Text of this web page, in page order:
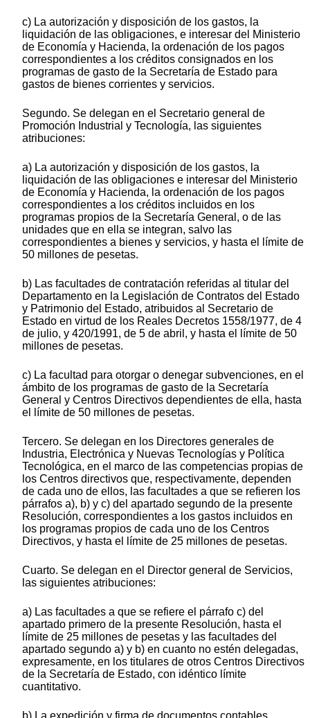
c) La autorización y disposición de los gastos, la
liquidación de las obligaciones, e interesar del Ministerio
de Economía y Hacienda, la ordenación de los pagos
correspondientes a los créditos consignados en los
programas de gasto de la Secretaría de Estado para
gastos de bienes corrientes y servicios.
Segundo. Se delegan en el Secretario general de
Promoción Industrial y Tecnología, las siguientes
atribuciones:
a) La autorización y disposición de los gastos, la
liquidación de las obligaciones e interesar del Ministerio
de Economía y Hacienda, la ordenación de los pagos
correspondientes a los créditos incluidos en los
programas propios de la Secretaría General, o de las
unidades que en ella se integran, salvo las
correspondientes a bienes y servicios, y hasta el límite de
50 millones de pesetas.
b) Las facultades de contratación referidas al titular del
Departamento en la Legislación de Contratos del Estado
y Patrimonio del Estado, atribuidos al Secretario de
Estado en virtud de los Reales Decretos 1558/1977, de 4
de julio, y 420/1991, de 5 de abril, y hasta el límite de 50
millones de pesetas.
c) La facultad para otorgar o denegar subvenciones, en el
ámbito de los programas de gasto de la Secretaría
General y Centros Directivos dependientes de ella, hasta
el límite de 50 millones de pesetas.
Tercero. Se delegan en los Directores generales de
Industria, Electrónica y Nuevas Tecnologías y Política
Tecnológica, en el marco de las competencias propias de
los Centros directivos que, respectivamente, dependen
de cada uno de ellos, las facultades a que se refieren los
párrafos a), b) y c) del apartado segundo de la presente
Resolución, correspondientes a los gastos incluidos en
los programas propios de cada uno de los Centros
Directivos, y hasta el límite de 25 millones de pesetas.
Cuarto. Se delegan en el Director general de Servicios,
las siguientes atribuciones:
a) Las facultades a que se refiere el párrafo c) del
apartado primero de la presente Resolución, hasta el
límite de 25 millones de pesetas y las facultades del
apartado segundo a) y b) en cuanto no estén delegadas,
expresamente, en los titulares de otros Centros Directivos
de la Secretaría de Estado, con idéntico límite
cuantitativo.